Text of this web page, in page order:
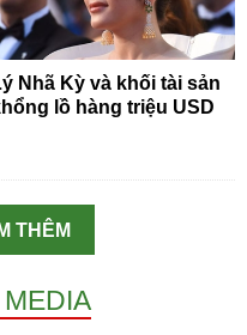
Nhã Kỳ và khối tài sản
lồ hàng triệu USD
THÊM